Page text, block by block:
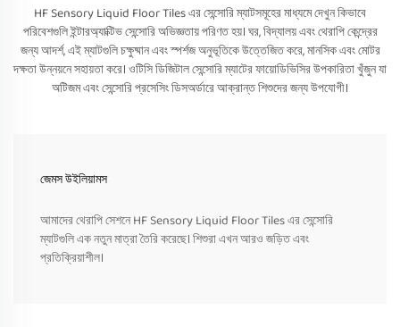
HF Sensory Liquid Floor Tiles এর সেন্সোরি ম্যাটসমূহের মাধ্যমে দেখুন কিভাবে
পরিবেশগুলি ইন্টারঅ্যাক্টিভ সেন্সোরি অভিজ্ঞতায় পরিণত হয়। ঘর, বিদ্যালয় এবং থেরাপি কেন্দ্রের
জন্য আদর্শ, এই ম্যাটগুলি চক্ষুষ্মান এবং স্পর্শজ অনুভূতিকে উত্তেজিত করে, মানসিক এবং মোটর
দক্ষতা উন্নয়নে সহায়তা করে। ওটিসি ডিজিটাল সেন্সোরি ম্যাটের ফায়োডিভিসির উপকারিতা খুঁজুন যা
অটিজম এবং সেন্সোরি প্রসেসিং ডিসঅর্ডারে আক্রান্ত শিশুদের জন্য উপযোগী।
জেমস উইলিয়ামস
আমাদের থেরাপি সেশনে HF Sensory Liquid Floor Tiles এর সেন্সোরি
ম্যাটগুলি এক নতুন মাত্রা তৈরি করেছে। শিশুরা এখন আরও জড়িত এবং
প্রতিক্রিয়াশীল।